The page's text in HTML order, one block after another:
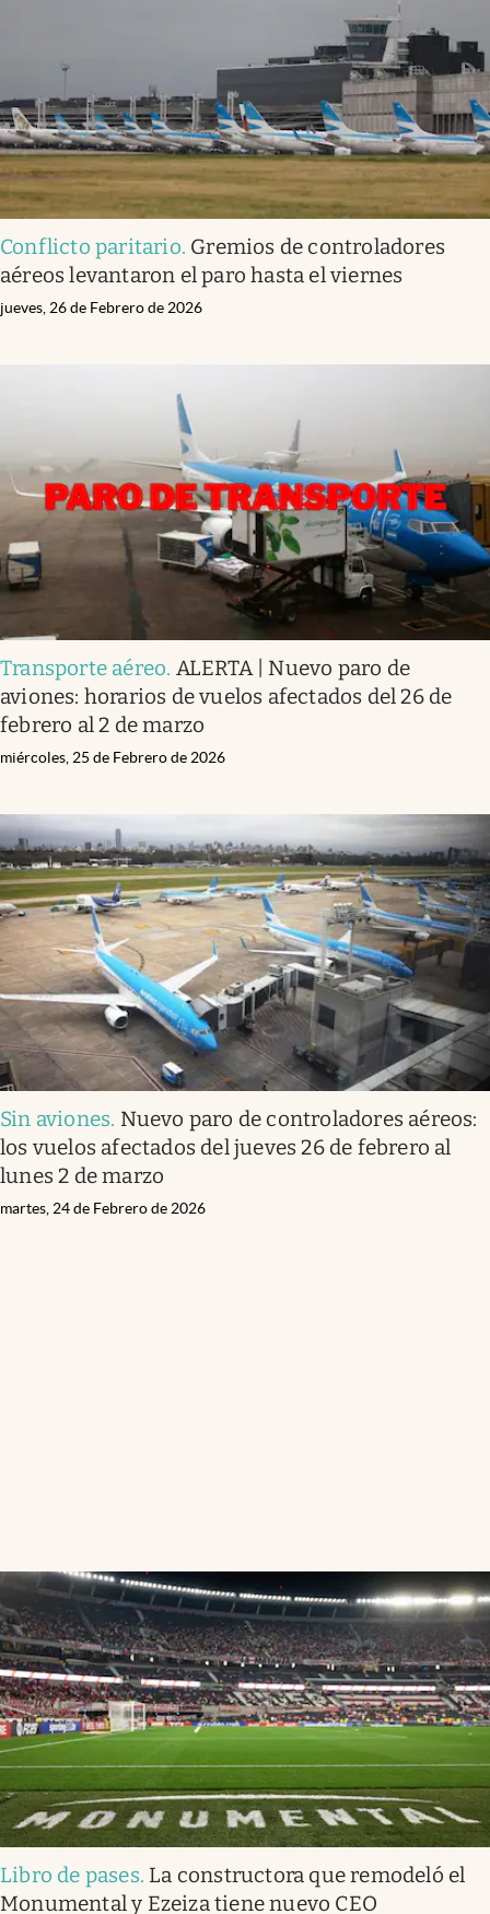
Conflicto paritario. Gremios de controladores
aéreos levantaron el paro hasta el viernes
jueves, 26 de Febrero de 2026
Transporte aéreo. ALERTA | Nuevo paro de
aviones: horarios de vuelos afectados del 26 de
febrero al 2 de marzo
miércoles, 25 de Febrero de 2026
Sin aviones. Nuevo paro de controladores aéreos:
los vuelos afectados del jueves 26 de febrero al
lunes 2 de marzo
martes, 24 de Febrero de 2026
Libro de pases. La constructora que remodeló el
Monumental y Ezeiza tiene nuevo CEO